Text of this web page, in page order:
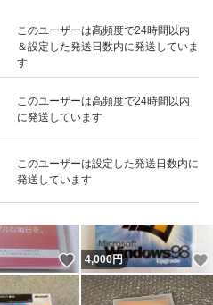
このユーザーは高頻度で24時間以内
＆設定した発送日数内に発送していま
す
このユーザーは高頻度で24時間以内
に発送しています
このユーザーは設定した発送日数内に
発送しています
いいね！
389
いいね！
4,000円